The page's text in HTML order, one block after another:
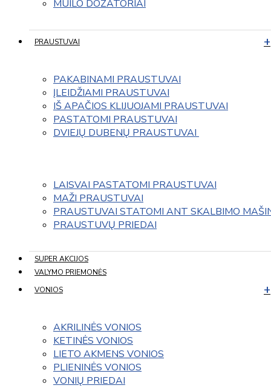
MUILO DOZATORIAI
PRAUSTUVAI
PAKABINAMI PRAUSTUVAI
ĮLEIDŽIAMI PRAUSTUVAI
IŠ APAČIOS KLIJUOJAMI PRAUSTUVAI
PASTATOMI PRAUSTUVAI
DVIEJŲ DUBENŲ PRAUSTUVAI
LAISVAI PASTATOMI PRAUSTUVAI
MAŽI PRAUSTUVAI
PRAUSTUVAI STATOMI ANT SKALBIMO
PRAUSTUVŲ PRIEDAI
SUPER AKCIJOS
VALYMO PRIEMONĖS
VONIOS
AKRILINĖS VONIOS
KETINĖS VONIOS
LIETO AKMENS VONIOS
PLIENINĖS VONIOS
VONIŲ PRIEDAI